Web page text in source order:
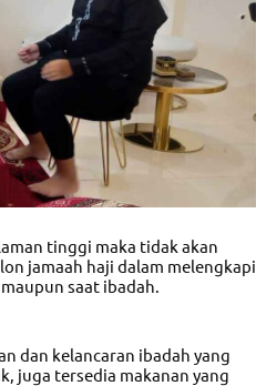
tinggi maka tidak akan
jamaah haji dalam melengkapi
saat ibadah.
dan kelancaran ibadah yang
juga tersedia makanan yang